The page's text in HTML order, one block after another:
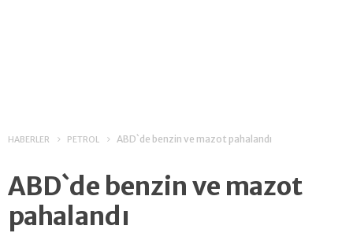
HABERLER PETROL ABD`de benzin ve mazot pahalandı
ABD`de benzin ve mazot
pahalandı